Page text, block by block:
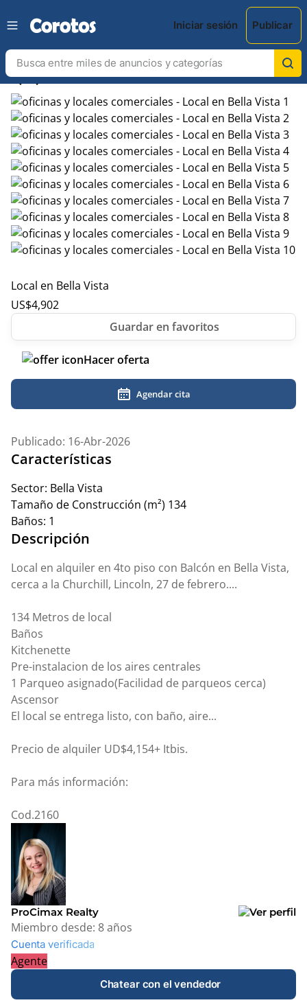
Iniciar sesión Publicar
chevron_leftchevron_right
Local en Bella Vista
US$4,902
Hacer oferta
Agendar cita
Publicado: 16-Abr-2026
Características
Sector: Bella Vista
Tamaño de Construcción (m²) 134
Baños: 1
Descripción
Local en alquiler en 4to piso con Balcón en Bella Vista,
cerca a la Churchill, Lincoln, 27 de febrero....
134 Metros de local
Baños
Kitchenette
Pre-instalacion de los aires centrales
1 Parqueo asignado(Facilidad de parqueos cerca)
Ascensor
El local se entrega listo, con baño, aire...
Precio de alquiler UD$4,154+ Itbis.
Para más información:
Cod.2160
ProCimax Realty
Miembro desde: 8 años
Cuenta verificada
Agente
Chatear con el vendedor